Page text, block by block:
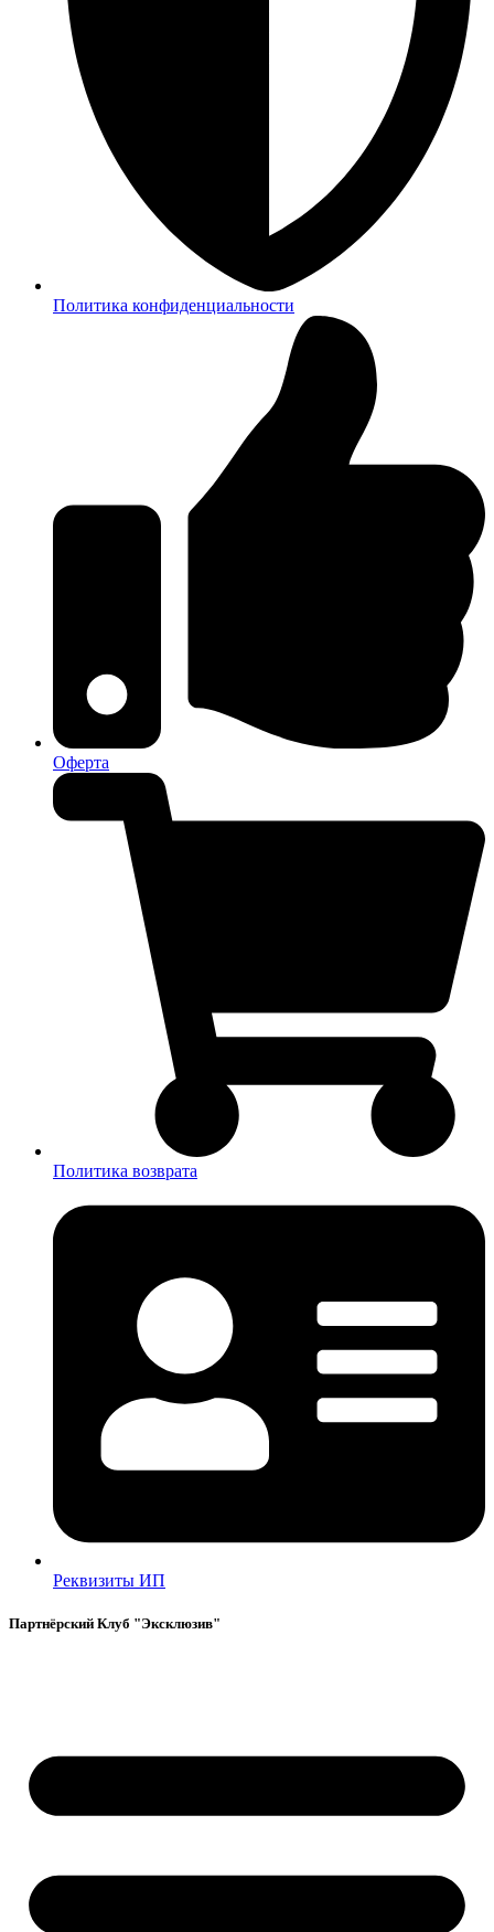
Политика конфиденциальности
Оферта
Политика возврата
Реквизиты ИП
Партнёрский Клуб "Эксклюзив"